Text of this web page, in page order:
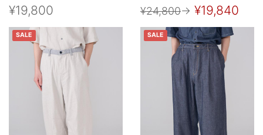
¥19,800 ¥24,800→ ¥19,840
SALE SALE